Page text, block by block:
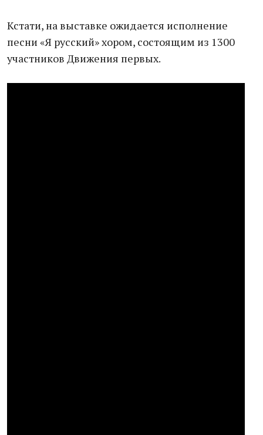
Кстати, на выставке ожидается исполнение
песни «Я русский» хором, состоящим из 1300
участников Движения первых.